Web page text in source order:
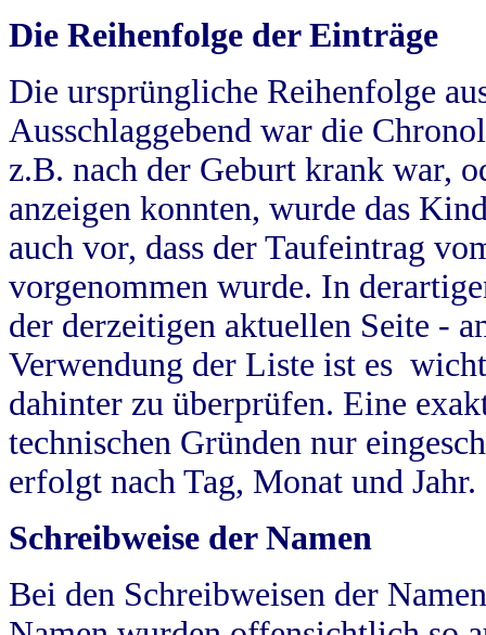
Die Reihenfolge der Einträge
Die ursprüngliche Reihenfolge
Ausschlaggebend war die
z.B. nach der Geburt krank war,
anzeigen konnten, wurde das
auch vor, dass der Taufeintrag
vorgenommen wurde. In
der derzeitigen aktuellen Seite -
Verwendung der Liste ist es
dahinter zu überprüfen. Eine
technischen Gründen nur
erfolgt nach Tag, Monat und Jahr.
Schreibweise der Namen
Bei den Schreibweisen der